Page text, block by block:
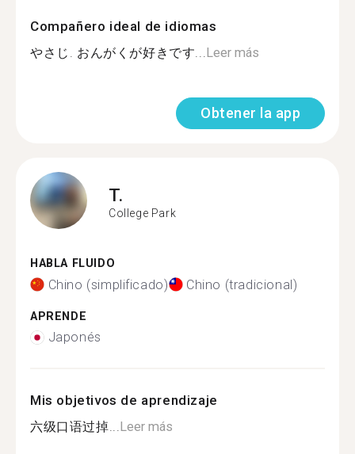
Compañero ideal de idiomas
やさじ. おんがくが好きです...Leer más
Obtener la app
T.
College Park
HABLA FLUIDO
Chino (simplificado) Chino (tradicional)
APRENDE
Japonés
Mis objetivos de aprendizaje
六级口语过掉...Leer más